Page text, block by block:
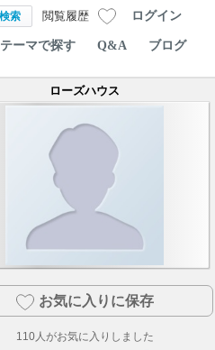
閲覧履歴 ログイン
テーマで探す Q&A ブログ
ローズハウス
お気に入りに保存
110人がお気に入りしました